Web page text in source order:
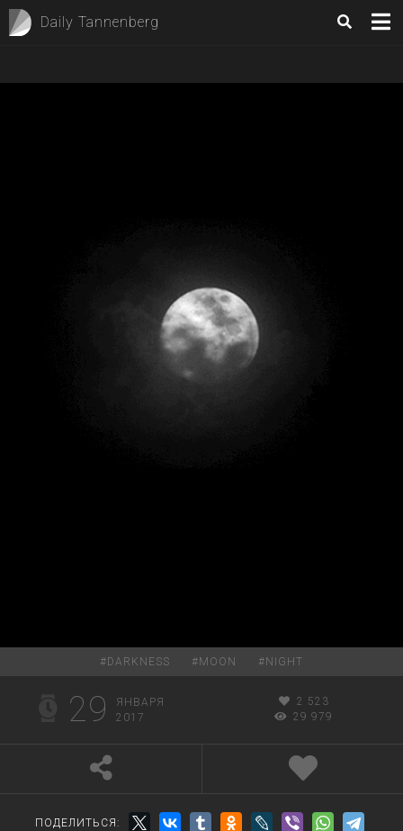
Daily Tannenberg
# DARKNESS # MOON # NIGHT
29
ЯНВАРЯ
2017
2 523
29 979
ПОДЕЛИТЬСЯ: